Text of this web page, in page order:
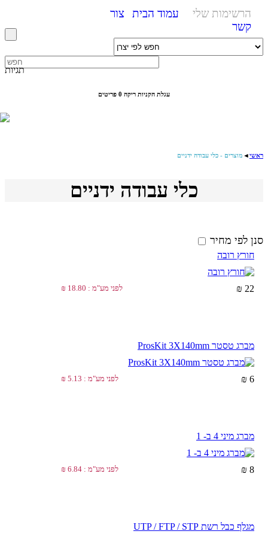
הרשימות שלי עמוד הבית
צור
קשר
תגיות
עגלת הקניות ריקה 0 פריטים
ראשי◄ מוצרים - כלי עבודה ידניים
כלי עבודה ידניים
סנן לפי מחיר
חורץ רובה
לפני מע"מ : 18.80 ₪ 22 ₪
מברג טסטר ProsKit 3X140mm
לפני מע"מ : 5.13 ₪ 6 ₪
מברג מיני 4 ב- 1
לפני מע"מ : 6.84 ₪ 8 ₪
מגלף כבל רשת UTP / FTP / STP